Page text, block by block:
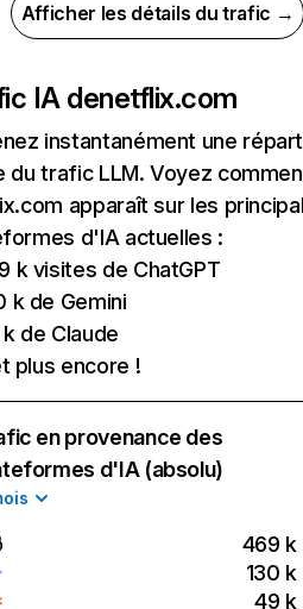
Afficher les détails du trafic →
IA denetflix.com
instantanément une
du trafic LLM. Voyez
apparaît sur les
d'IA actuelles :
k visites de ChatGPT
k de Gemini
de Claude
plus encore !
en provenance des
d'IA (absolu)
469 k
130 k
49 k